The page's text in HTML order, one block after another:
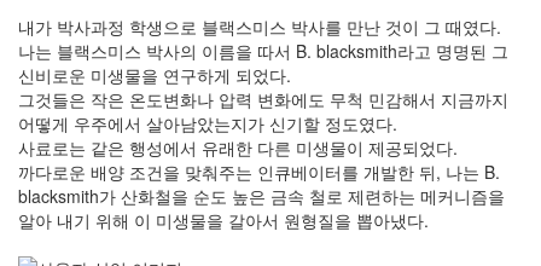
내가 박사과정 학생으로 블랙스미스 박사를 만난 것이 그 때였다.
나는 블랙스미스 박사의 이름을 따서 B. blacksmith라고 명명된 그
신비로운 미생물을 연구하게 되었다.
그것들은 작은 온도변화나 압력 변화에도 무척 민감해서 지금까지
어떻게 우주에서 살아남았는지가 신기할 정도였다.
사료로는 같은 행성에서 유래한 다른 미생물이 제공되었다.
까다로운 배양 조건을 맞춰주는 인큐베이터를 개발한 뒤, 나는 B.
blacksmith가 산화철을 순도 높은 금속 철로 제련하는 메커니즘을
알아 내기 위해 이 미생물을 갈아서 원형질을 뽑아냈다.